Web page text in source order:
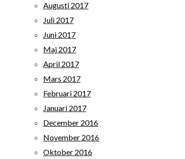
Augusti 2017
Juli 2017
Juni 2017
Maj 2017
April 2017
Mars 2017
Februari 2017
Januari 2017
December 2016
November 2016
Oktober 2016